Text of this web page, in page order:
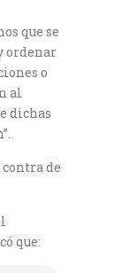
que se
ordenar
o
al
dichas
de
que: